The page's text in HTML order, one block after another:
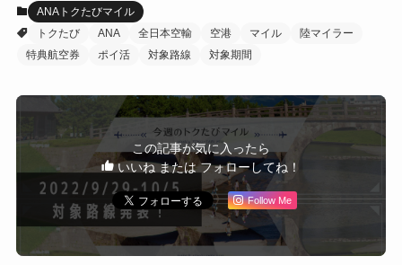
ANAトクたびマイル
トクたび
ANA 全日本空輸 空港 マイル
陸マイラー
特典航空券
ポイ活 対象路線 対象期間
この記事が気に入ったら
いいね または フォローしてね！
Follow Me